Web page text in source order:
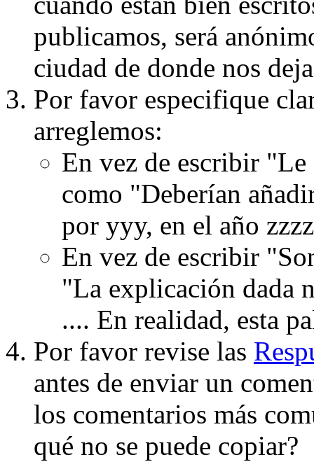
publicamos, será
ciudad de donde nos
Por favor especifique
arreglemos:
En vez de escribir
como "Deberían
por yyy, en el año
En vez de escribir
"La explicación dada
.... En realidad, esta
Por favor revise las
antes de enviar un
los comentarios más
qué no se puede copiar?